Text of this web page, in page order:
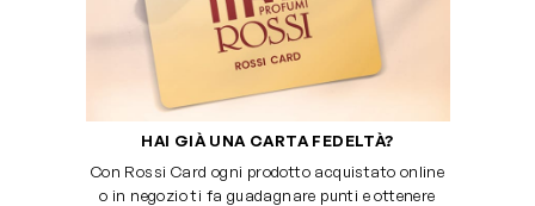
HAI GIÀ UNA CARTA FEDELTÀ?
Con Rossi Card ogni prodotto acquistato online
o in negozio ti fa guadagnare punti e ottenere